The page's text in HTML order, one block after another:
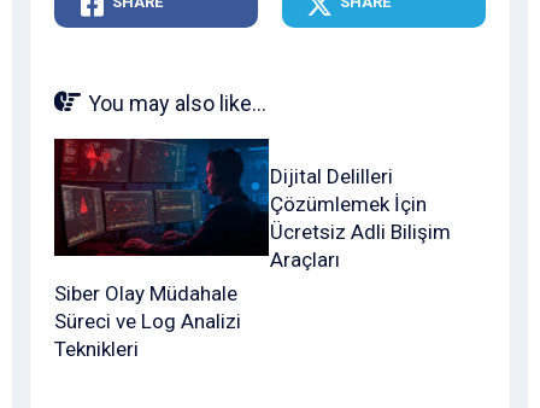
You may also like...
Siber Olay Müdahale
Süreci ve Log Analizi
Teknikleri
Dijital Delilleri
Çözümlemek İçin
Ücretsiz Adli Bilişim
Araçları